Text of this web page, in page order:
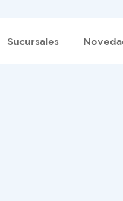
Sucursales